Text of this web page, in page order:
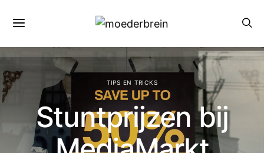
TIPS EN TRICKS
Stuntprijzen bij